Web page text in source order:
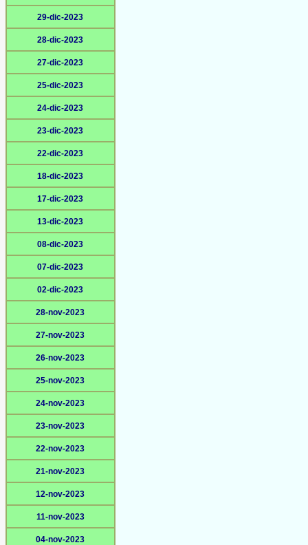
29-dic-2023
28-dic-2023
27-dic-2023
25-dic-2023
24-dic-2023
23-dic-2023
22-dic-2023
18-dic-2023
17-dic-2023
13-dic-2023
08-dic-2023
07-dic-2023
02-dic-2023
28-nov-2023
27-nov-2023
26-nov-2023
25-nov-2023
24-nov-2023
23-nov-2023
22-nov-2023
21-nov-2023
12-nov-2023
11-nov-2023
04-nov-2023